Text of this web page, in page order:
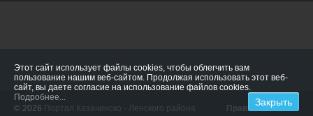
© 2026 Портал Казачинско - Ленского района Правила сайта
Этот сайт использует файлы cookies, чтобы облегчить вам
пользование нашим веб-сайтом. Продолжая использовать этот веб-
сайт, вы даете согласие на использование файлов cookies.
Подробнее...